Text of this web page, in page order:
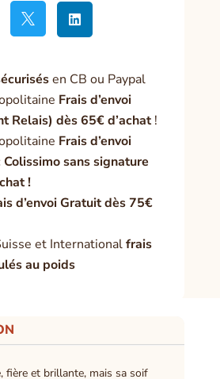
 
en CB ou Paypal
Frais d’envoi
Relais) dès 65€ d’achat!
Frais d’envoi
sans signature
!
d’envoi Gratuit dès 75€
et Internationalfrais
au poids
fière et brillante, mais sa soif